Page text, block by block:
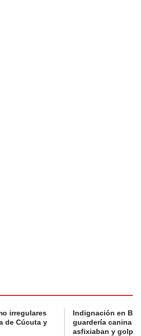
irregulares
de Cúcuta y
Indignación en
guardería canina
asfixiaban y